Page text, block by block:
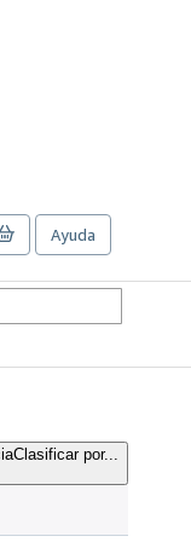
Ayuda
Clasificar por...